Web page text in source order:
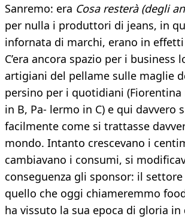
Sanremo: era Cosa resterà (degli
per nulla i produttori di jeans, in
infornata di marchi, erano in
C’era ancora spazio per i business
artigiani del pellame sulle maglie
persino per i quotidiani (Fiorentina
in B, Pa- lermo in C) e qui davvero
facilmente come si trattasse
mondo. Intanto crescevano i
cambiavano i consumi, si
conseguenza gli sponsor: il
quello che oggi chiameremmo
ha vissuto la sua epoca di gloria